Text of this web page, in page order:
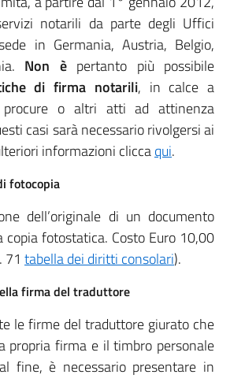
notarili da parte degli Uffici
in Germania, Austria, Belgio,
Non èpertanto più possibile
di firma notarili, in calce a
procure o altri atti ad attinenza
casi sarà necessario rivolgersi ai
informazioni cliccaqui.
fotocopia
dell’originale di un documento
copia fotostatica. Costo Euro 10,00
71 tabella dei diritti consolari).
firma del traduttore
le firme del traduttore giurato che
propria firma e il timbro personale
fine, è necessario presentare in